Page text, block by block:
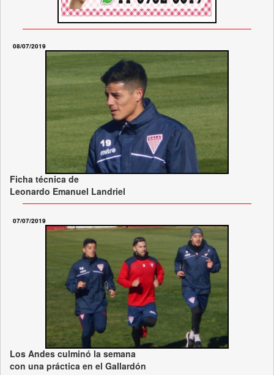
08/07/2019
Ficha técnica de
Leonardo Emanuel Landriel
07/07/2019
Los Andes culminó la semana
con una práctica en el Gallardón